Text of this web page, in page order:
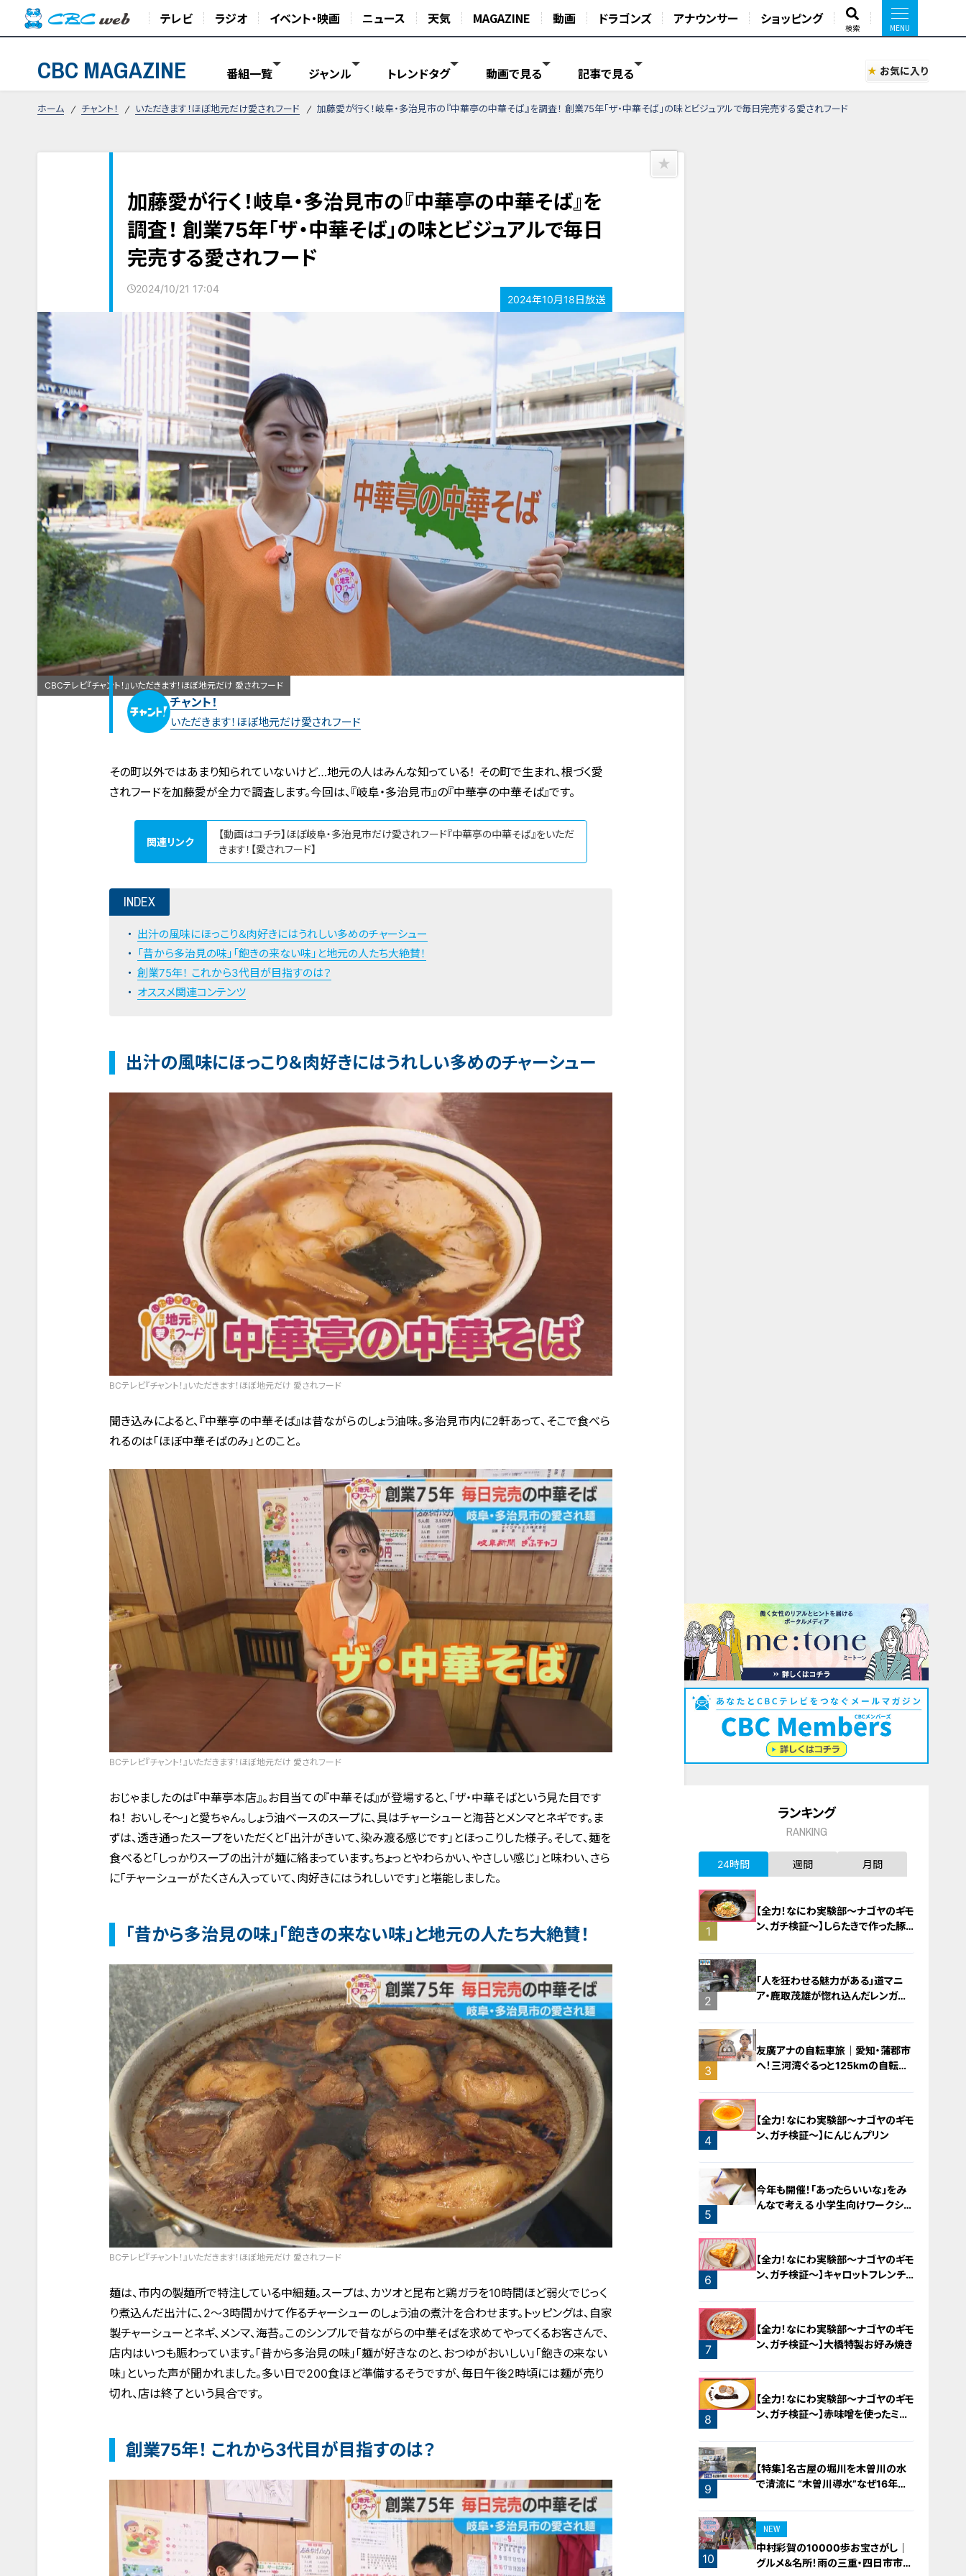
テレビ ラジオ イベント・映画 ニュース 天気 MAGAZINE 動画 ドラゴンズ アナウンサー ショッピング
検索
CBC MAGAZINE 番組一覧 ジャンル トレンドタグ 動画で見る 記事で見る お気に入り
ホーム チャント！ いただきます！ほぼ地元だけ愛されフード 加藤愛が行く！岐阜・多治見市の『中華亭の中華そば』を調査！ 創業75年「ザ・中華そば」の味とビジュアルで毎日完売する愛されフード
加藤愛が行く！岐阜・多治見市の『中華亭の中華そば』を
調査！ 創業75年「ザ・中華そば」の味とビジュアルで毎日
完売する愛されフード
2024/10/21 17:04
2024年10月18日放送
CBCテレビ『チャント！』いただきます！ほぼ地元だけ 愛されフード
チャント！
いただきます！ほぼ地元だけ愛されフード
その町以外ではあまり知られていないけど…地元の人はみんな知っている！ その町で生まれ、根づく愛
されフードを加藤愛が全力で調査します。今回は、『岐阜・多治見市』の『中華亭の中華そば』です。
関連リンク
【動画はコチラ】ほぼ岐阜・多治見市だけ愛されフード『中華亭の中華そば』をいただ
きます！【愛されフード】
INDEX
出汁の風味にほっこり＆肉好きにはうれしい多めのチャーシュー
「昔から多治見の味」「飽きの来ない味」と地元の人たち大絶賛！
創業75年！ これから3代目が目指すのは？
オススメ関連コンテンツ
出汁の風味にほっこり＆肉好きにはうれしい多めのチャーシュー
BCテレビ『チャント！』いただきます！ほぼ地元だけ 愛されフード
聞き込みによると、『中華亭の中華そば』は昔ながらのしょう油味。多治見市内に2軒あって、そこで食べら
れるのは「ほぼ中華そばのみ」とのこと。
BCテレビ『チャント！』いただきます！ほぼ地元だけ 愛されフード
おじゃましたのは『中華亭本店』。お目当ての『中華そば』が登場すると、「ザ・中華そばという見た目です
ね！ おいしそ～」と愛ちゃん。しょう油ベースのスープに、具はチャーシューと海苔とメンマとネギです。ま
ずは、透き通ったスープをいただくと「出汁がきいて、染み渡る感じです」とほっこりした様子。そして、麺を
食べると「しっかりスープの出汁が麺に絡まっています。ちょっとやわらかい、やさしい感じ」と味わい、さら
に「チャーシューがたくさん入っていて、肉好きにはうれしいです」と堪能しました。
「昔から多治見の味」「飽きの来ない味」と地元の人たち大絶賛！
BCテレビ『チャント！』いただきます！ほぼ地元だけ 愛されフード
麺は、市内の製麺所で特注している中細麺。スープは、カツオと昆布と鶏ガラを10時間ほど弱火でじっく
り煮込んだ出汁に、2～3時間かけて作るチャーシューのしょう油の煮汁を合わせます。トッピングは、自家
製チャーシューとネギ、メンマ、海苔。このシンプルで昔ながらの中華そばを求めてやってくるお客さんで、
店内はいつも賑わっています。｢昔から多治見の味｣「麺が好きなのと、おつゆがおいしい」「飽きの来ない
味」といった声が聞かれました。多い日で200食ほど準備するそうですが、毎日午後2時頃には麺が売り
切れ、店は終了という具合です。
創業75年！ これから3代目が目指すのは？
ランキング
RANKING
24時間 週間 月間
1
【全力！なにわ実験部～ナゴヤのギモ
ン、ガチ検証～】しらたきで作った豚
2
「人を狂わせる魅力がある」道マニ
ア・鹿取茂雄が惚れ込んだレンガの
3
友廣アナの自転車旅｜愛知・蒲郡市
へ！三河湾ぐるっと125kmの自転車
4
【全力！なにわ実験部～ナゴヤのギモ
ン、ガチ検証～】にんじんプリン
5
今年も開催！「あったらいいな」をみ
んなで考える 小学生向けワークショ
6
【全力！なにわ実験部～ナゴヤのギモ
ン、ガチ検証～】キャロットフレンチ
7
【全力！なにわ実験部～ナゴヤのギモ
ン、ガチ検証～】大橋特製お好み焼き
8
【全力！なにわ実験部～ナゴヤのギモ
ン、ガチ検証～】赤味噌を使ったミル
9
【特集】名古屋の堀川を木曽川の水
で清流に “木曽川導水”なぜ16年ぶ
10
NEW
中村彩賀の10000歩お宝さがし｜
グルメ＆名所！雨の三重・四日市市で